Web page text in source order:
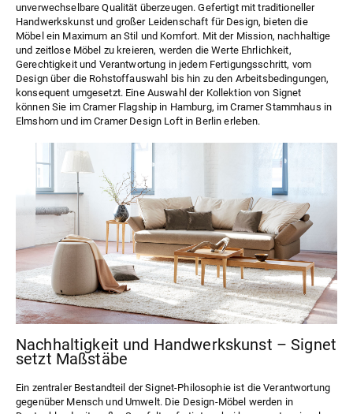
unverwechselbare Qualität überzeugen. Gefertigt mit traditioneller
Handwerkskunst und großer Leidenschaft für Design, bieten die
Möbel ein Maximum an Stil und Komfort. Mit der Mission, nachhaltige
und zeitlose Möbel zu kreieren, werden die Werte Ehrlichkeit,
Gerechtigkeit und Verantwortung in jedem Fertigungsschritt, vom
Design über die Rohstoffauswahl bis hin zu den Arbeitsbedingungen,
konsequent umgesetzt. Eine Auswahl der Kollektion von Signet
können Sie imCramer Flagship in Hamburg, imCramer Stammhaus in
Elmshorn und imCramer Design Loftin Berlin erleben.
Nachhaltigkeit und Handwerkskunst – Signet
setzt Maßstäbe
Ein zentraler Bestandteil der Signet-Philosophie ist die Verantwortung
gegenüber Mensch und Umwelt. Die Design-Möbel werden in